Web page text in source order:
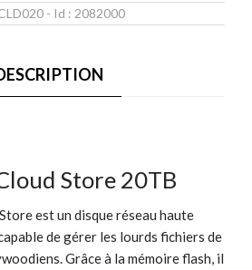
- Id : 2082000
Store 20TB
est un disque réseau haute
de gérer les lourds fichiers de
Grâce à la mémoire flash, il